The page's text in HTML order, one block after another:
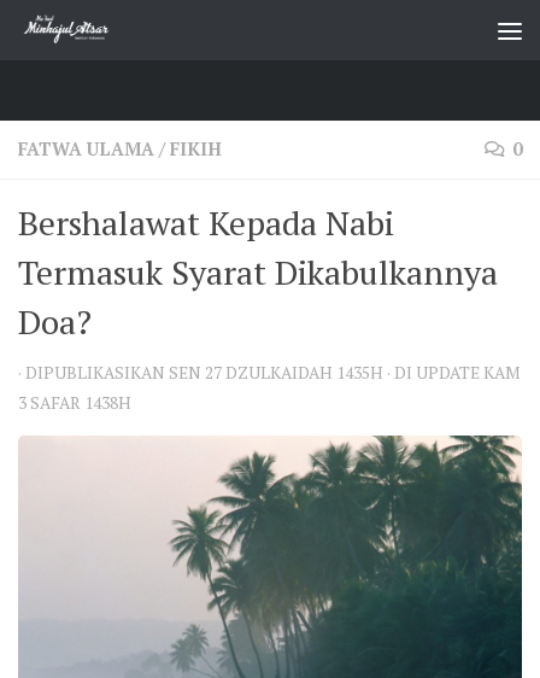
Skip to content
FATWA ULAMA / FIKIH 0
Bershalawat Kepada Nabi
Termasuk Syarat Dikabulkannya
Doa?
· DIPUBLIKASIKAN SEN 27 DZULKAIDAH 1435H · DI UPDATE KAM
3 SAFAR 1438H